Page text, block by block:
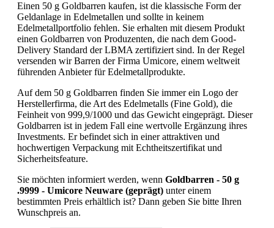
Einen 50 g Goldbarren kaufen, ist die klassische Form der
Geldanlage in Edelmetallen und sollte in keinem
Edelmetallportfolio fehlen. Sie erhalten mit diesem Produkt
einen Goldbarren von Produzenten, die nach dem Good-
Delivery Standard der LBMA zertifiziert sind. In der Regel
versenden wir Barren der Firma Umicore, einem weltweit
führenden Anbieter für Edelmetallprodukte.
Auf dem 50 g Goldbarren finden Sie immer ein Logo der
Herstellerfirma, die Art des Edelmetalls (Fine Gold), die
Feinheit von 999,9/1000 und das Gewicht eingeprägt. Dieser
Goldbarren ist in jedem Fall eine wertvolle Ergänzung ihres
Investments. Er befindet sich in einer attraktiven und
hochwertigen Verpackung mit Echtheitszertifikat und
Sicherheitsfeature.
Sie möchten informiert werden, wenn Goldbarren - 50 g
.9999 - Umicore Neuware (geprägt) unter einem
bestimmten Preis erhältlich ist? Dann geben Sie bitte Ihren
Wunschpreis an.